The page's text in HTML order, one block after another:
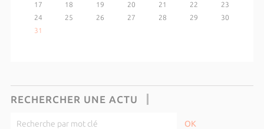
17
18 19 20 21 22
23
24
25 26 27 28 29
30
31
RECHERCHER UNE ACTU